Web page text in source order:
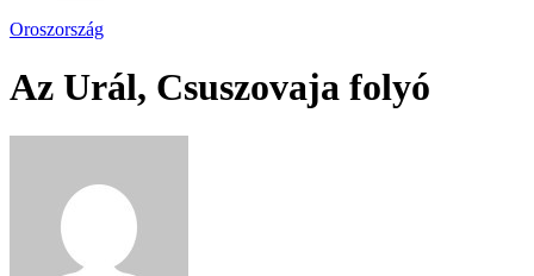
Oroszország
Az Urál, Csuszovaja folyó